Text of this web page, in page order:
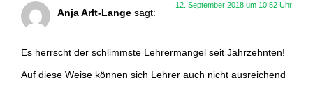
Anja Arlt-Lange sagt:
12. September 2018 um 10:52 Uhr
Es herrscht der schlimmste Lehrermangel seit Jahrzehnten!
Auf diese Weise können sich Lehrer auch nicht ausreichend